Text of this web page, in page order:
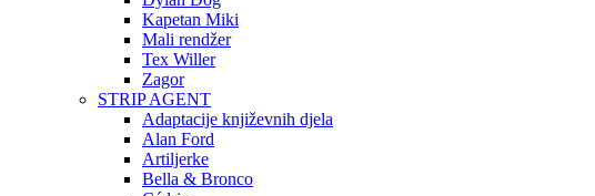
Kapetan Miki
Mali rendžer
Tex Willer
Zagor
STRIP AGENT
Adaptacije književnih djela
Alan Ford
Artiljerke
Bella & Bronco